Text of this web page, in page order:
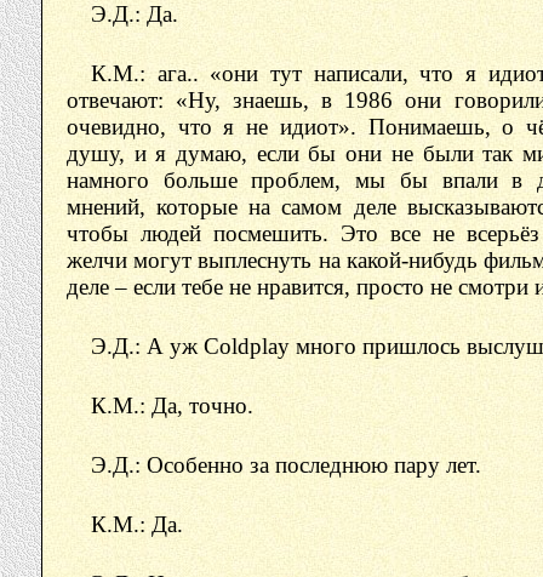
Э.Д.: Да.
К.М.: ага.. «они тут написали, что я
отвечают: «Ну, знаешь, в 1986 они
очевидно, что я не идиот». Понимаешь, о
душу, и я думаю, если бы они не были так
намного больше проблем, мы бы впали в
мнений, которые на самом деле
чтобы людей посмешить. Это все не
желчи могут выплеснуть на какой-нибудь
деле – если тебе не нравится, просто не
Э.Д.: А уж Coldplay много пришлось
К.М.: Да, точно.
Э.Д.: Особенно за последнюю пару лет.
К.М.: Да.